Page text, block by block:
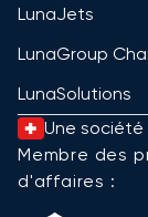
LunaJets
LunaGroup
LunaSolutions
Une société
Membre des
d'affaires :